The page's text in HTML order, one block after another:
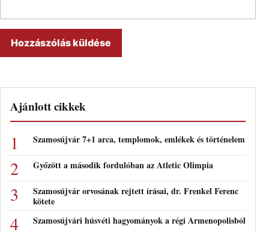
Ajánlott cikkek
Szamosújvár 7+1 arca, templomok, emlékek és történelem
Győzött a második fordulóban az Atletic Olimpia
Szamosújvár orvosának rejtett írásai, dr. Frenkel Ferenc
kötete
Szamosújvári húsvéti hagyományok a régi Armenopolisból